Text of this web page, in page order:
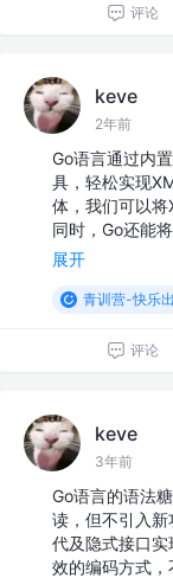
评论
keve
2年前
Go语言通过内
具，轻松实现
体，我们可以将
同时，Go还能
展开
青训营-快乐
评论
keve
3年前
Go语言的语法
读，但不引入
代及隐式接口
效的编码方式